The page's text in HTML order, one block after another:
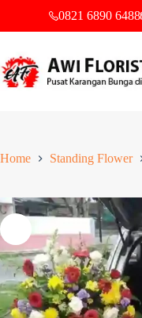
0821 6890 6488
Home Standing Flower